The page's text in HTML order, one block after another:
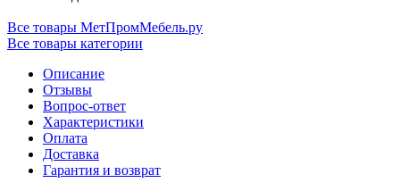
Все товары МетПромМебель.ру
Все товары категории
Описание
Отзывы
Вопрос-ответ
Характеристики
Оплата
Доставка
Гарантия и возврат